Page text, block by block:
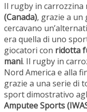
Il rugby in carrozzina
(Canada), grazie a
cercavano
era quella di uno
giocatori con ridotta
mani. Il rugby in
Nord America e alla
grazie a una serie di
sport dimostrativo
Amputee Sports